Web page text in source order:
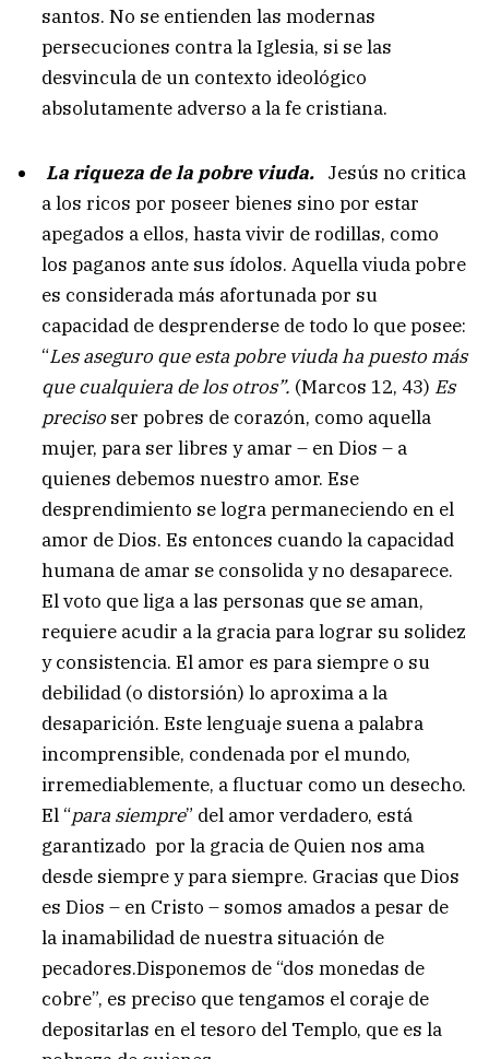
santos. No se entienden las modernas
persecuciones contra la Iglesia, si se las
desvincula de un contexto ideológico
absolutamente adverso a la fe cristiana.
La riqueza de la pobre viuda. Jesús no critica
a los ricos por poseer bienes sino por estar
apegados a ellos, hasta vivir de rodillas, como
los paganos ante sus ídolos. Aquella viuda pobre
es considerada más afortunada por su
capacidad de desprenderse de todo lo que posee:
“Les aseguro que esta pobre viuda ha puesto más
que cualquiera de los otros”. (Marcos 12, 43) Es
preciso ser pobres de corazón, como aquella
mujer, para ser libres y amar – en Dios – a
quienes debemos nuestro amor. Ese
desprendimiento se logra permaneciendo en el
amor de Dios. Es entonces cuando la capacidad
humana de amar se consolida y no desaparece.
El voto que liga a las personas que se aman,
requiere acudir a la gracia para lograr su solidez
y consistencia. El amor es para siempre o su
debilidad (o distorsión) lo aproxima a la
desaparición. Este lenguaje suena a palabra
incomprensible, condenada por el mundo,
irremediablemente, a fluctuar como un desecho.
El “para siempre” del amor verdadero, está
garantizado por la gracia de Quien nos ama
desde siempre y para siempre. Gracias que Dios
es Dios – en Cristo – somos amados a pesar de
la inamabilidad de nuestra situación de
pecadores.Disponemos de “dos monedas de
cobre”, es preciso que tengamos el coraje de
depositarlas en el tesoro del Templo, que es la